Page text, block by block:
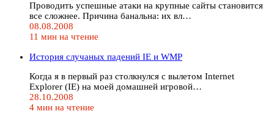
Проводить успешные атаки на крупные сайты становится
все сложнее. Причина банальна: их вл…
08.08.2008
11 мин на чтение
История случаных падений IE и WMP
Когда я в первый раз столкнулся с вылетом Internet
Explorer (IE) на моей домашней игровой…
28.10.2008
4 мин на чтение